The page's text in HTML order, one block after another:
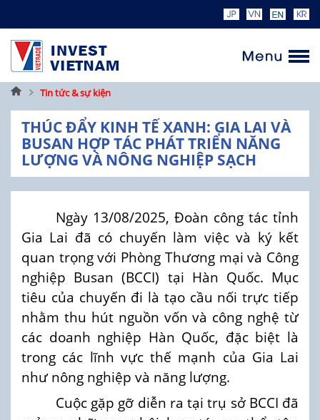
Trang
chủ
Tin tức & sự kiện
THÚC ĐẨY KINH TẾ XANH: GIA LAI VÀ
BUSAN HỢP TÁC PHÁT TRIỂN NĂNG
LƯỢNG VÀ NÔNG NGHIỆP SẠCH
Ngày 13/08/2025, Đoàn công tác tỉnh
Gia Lai đã có chuyến làm việc và ký kết
quan trọng với Phòng Thương mại và Công
nghiệp Busan (BCCI) tại Hàn Quốc. Mục
tiêu của chuyến đi là tạo cầu nối trực tiếp
nhằm thu hút nguồn vốn và công nghệ từ
các doanh nghiệp Hàn Quốc, đặc biệt là
trong các lĩnh vực thế mạnh của Gia Lai
như nông nghiệp và năng lượng.
Cuộc gặp gỡ diễn ra tại trụ sở BCCI đã